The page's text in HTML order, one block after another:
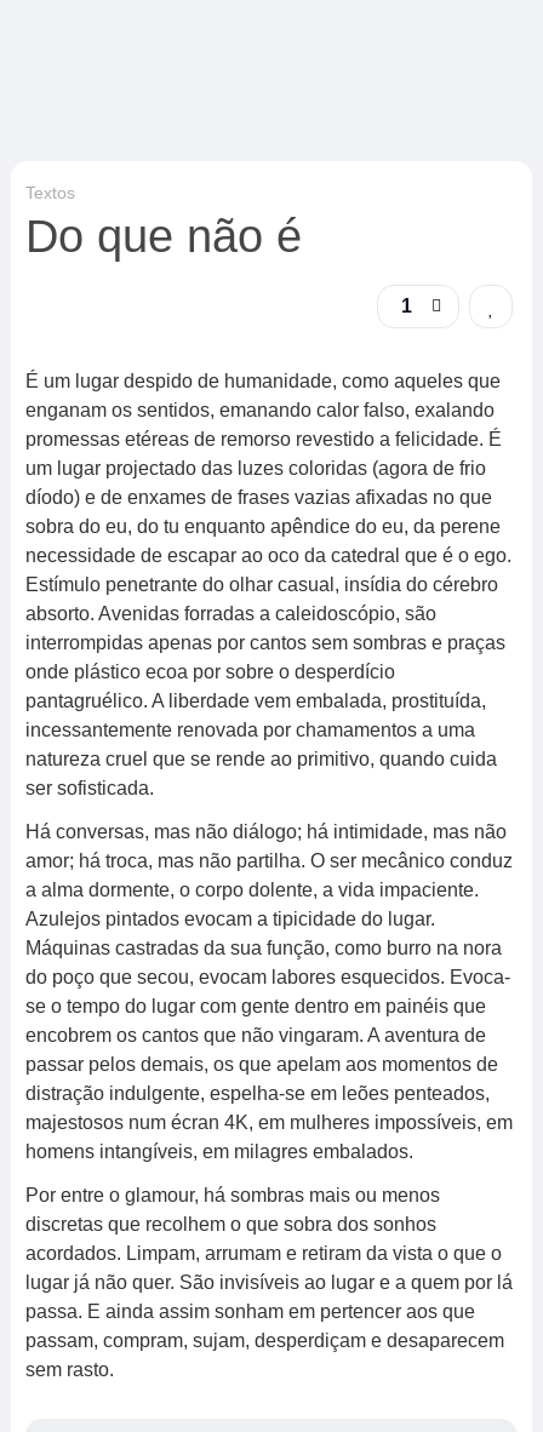
Textos
Do que não é
1
É um lugar despido de humanidade, como aqueles que
enganam os sentidos, emanando calor falso, exalando
promessas etéreas de remorso revestido a felicidade. É
um lugar projectado das luzes coloridas (agora de frio
díodo) e de enxames de frases vazias afixadas no que
sobra do eu, do tu enquanto apêndice do eu, da perene
necessidade de escapar ao oco da catedral que é o ego.
Estímulo penetrante do olhar casual, insídia do cérebro
absorto. Avenidas forradas a caleidoscópio, são
interrompidas apenas por cantos sem sombras e praças
onde plástico ecoa por sobre o desperdício
pantagruélico. A liberdade vem embalada, prostituída,
incessantemente renovada por chamamentos a uma
natureza cruel que se rende ao primitivo, quando cuida
ser sofisticada.
Há conversas, mas não diálogo; há intimidade, mas não
amor; há troca, mas não partilha. O ser mecânico conduz
a alma dormente, o corpo dolente, a vida impaciente.
Azulejos pintados evocam a tipicidade do lugar.
Máquinas castradas da sua função, como burro na nora
do poço que secou, evocam labores esquecidos. Evoca-
se o tempo do lugar com gente dentro em painéis que
encobrem os cantos que não vingaram. A aventura de
passar pelos demais, os que apelam aos momentos de
distração indulgente, espelha-se em leões penteados,
majestosos num écran 4K, em mulheres impossíveis, em
homens intangíveis, em milagres embalados.
Por entre o glamour, há sombras mais ou menos
discretas que recolhem o que sobra dos sonhos
acordados. Limpam, arrumam e retiram da vista o que o
lugar já não quer. São invisíveis ao lugar e a quem por lá
passa. E ainda assim sonham em pertencer aos que
passam, compram, sujam, desperdiçam e desaparecem
sem rasto.